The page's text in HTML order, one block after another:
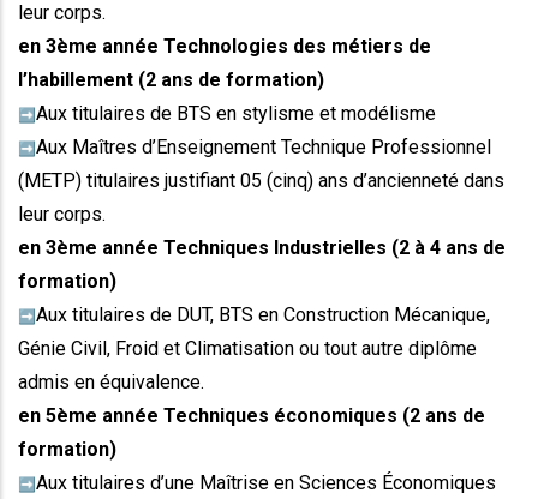
leur corps.
en 3ème année Technologies des métiers de
l’habillement (2 ans de formation)
➡️ Aux titulaires de BTS en stylisme et modélisme
➡️ Aux Maîtres d’Enseignement Technique Professionnel
(METP) titulaires justifiant 05 (cinq) ans d’ancienneté dans
leur corps.
en 3ème année Techniques Industrielles (2 à 4 ans de
formation)
➡️ Aux titulaires de DUT, BTS en Construction Mécanique,
Génie Civil, Froid et Climatisation ou tout autre diplôme
admis en équivalence.
en 5ème année Techniques économiques (2 ans de
formation)
➡️ Aux titulaires d’une Maîtrise en Sciences Économiques